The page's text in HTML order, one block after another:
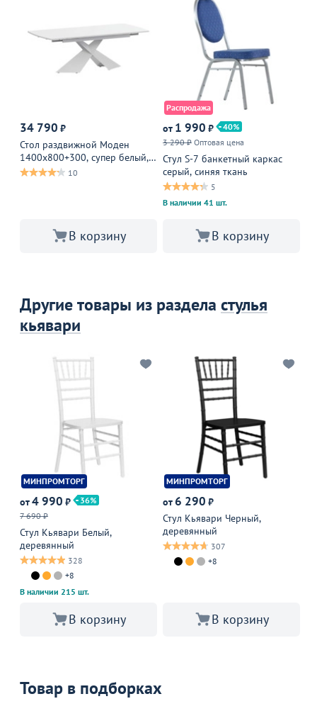
34 790 ₽
Стол раздвижной Моден
1400х800+300, супер белый,
белый муар10
В корзину
Распродажа
от 1 990 ₽
40
3 290 ₽ Оптовая цена
Стул S-7 банкетный каркас
серый, синяя ткань
5
В наличии 41 шт.
В корзину
Другие товары из раздела стулья
кьявари
МИНПРОМТОРГ
от4 990 ₽
36
7 690 ₽
Стул Кьявари Белый,
деревянный
328
+8
В наличии 215 шт.
В корзину
МИНПРОМТОРГ
от 6 290 ₽
Стул Кьявари Черный,
деревянный
307
+8
В корзину
Товар в подборках